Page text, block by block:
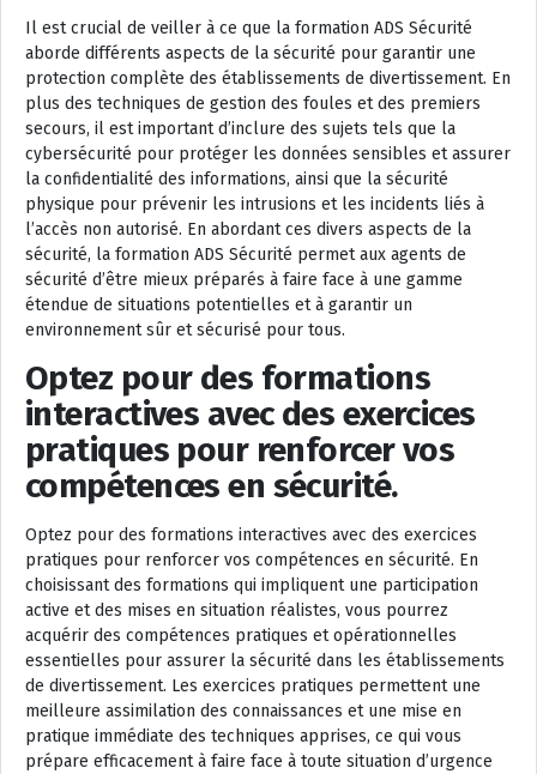
Il est crucial de veiller à ce que la formation ADS Sécurité
aborde différents aspects de la sécurité pour garantir une
protection complète des établissements de divertissement. En
plus des techniques de gestion des foules et des premiers
secours, il est important d’inclure des sujets tels que la
cybersécurité pour protéger les données sensibles et assurer
la confidentialité des informations, ainsi que la sécurité
physique pour prévenir les intrusions et les incidents liés à
l’accès non autorisé. En abordant ces divers aspects de la
sécurité, la formation ADS Sécurité permet aux agents de
sécurité d’être mieux préparés à faire face à une gamme
étendue de situations potentielles et à garantir un
environnement sûr et sécurisé pour tous.
Optez pour des formations
interactives avec des exercices
pratiques pour renforcer vos
compétences en sécurité.
Optez pour des formations interactives avec des exercices
pratiques pour renforcer vos compétences en sécurité. En
choisissant des formations qui impliquent une participation
active et des mises en situation réalistes, vous pourrez
acquérir des compétences pratiques et opérationnelles
essentielles pour assurer la sécurité dans les établissements
de divertissement. Les exercices pratiques permettent une
meilleure assimilation des connaissances et une mise en
pratique immédiate des techniques apprises, ce qui vous
prépare efficacement à faire face à toute situation d’urgence